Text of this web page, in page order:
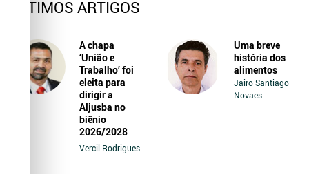
ÚLTIMOS ARTIGOS
A chapa
‘União e
Trabalho’ foi
eleita para
dirigir a
Aljusba no
biênio
2026/2028
Vercil Rodrigues
Uma breve
história dos
alimentos
Jairo Santiago
Novaes